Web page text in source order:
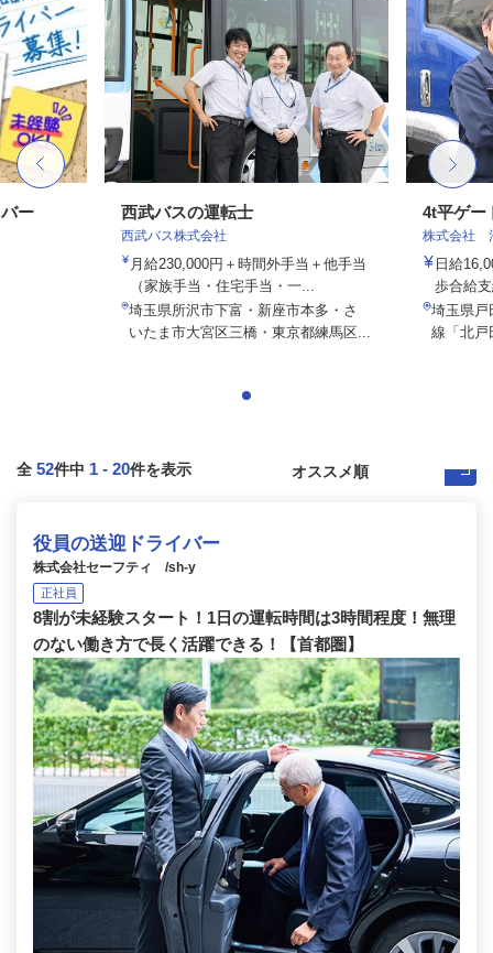
ー 西武バスの運転士
西武バス株式会社
月給230,000円＋時間外手当＋他手当
（家族手当・住宅手当・一...
埼玉県所沢市下富・新座市本多・さ
いたま市大宮区三橋・東京都練馬区...
4t平ゲー
株式会社
日給
歩合給
埼玉県戸
線「北戸
全 52件中 1 - 20件を表示
役員の送迎ドライバー
株式会社セーフティ /sh-y
正社員
8割が未経験スタート！1日の運転時間は3時間程度！無理
のない働き方で長く活躍できる！【首都圏】